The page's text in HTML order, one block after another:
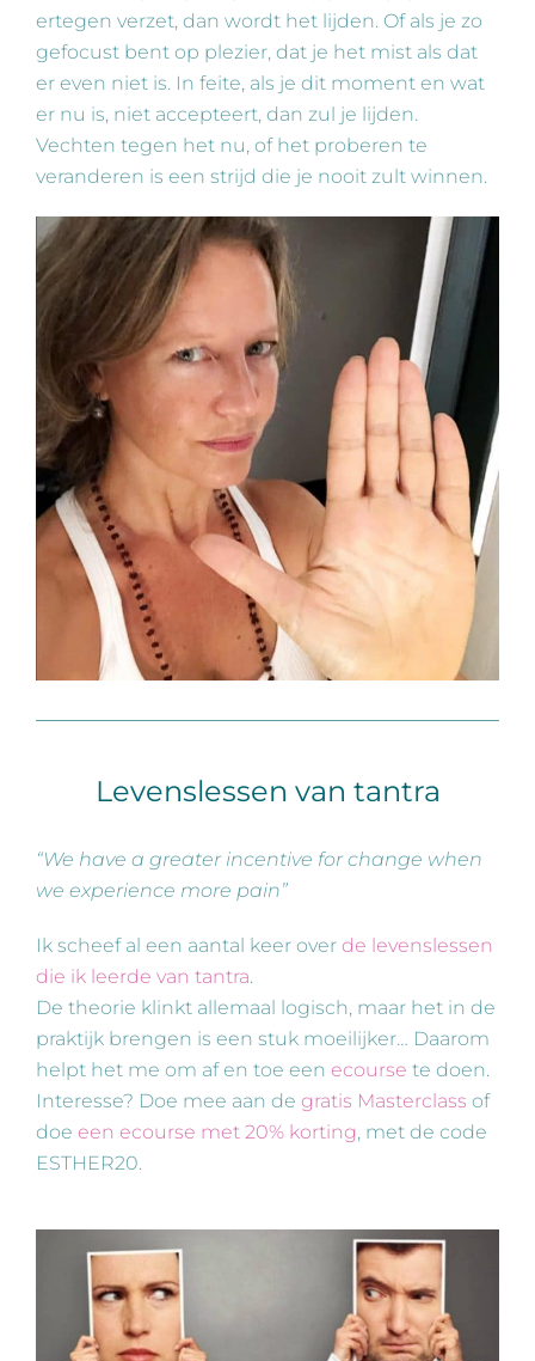
ertegen verzet, dan wordt het lijden. Of als je zo
gefocust bent op plezier, dat je het mist als dat
er even niet is. In feite, als je dit moment en wat
er nu is, niet accepteert, dan zul je lijden.
Vechten tegen het nu, of het proberen te
veranderen is een strijd die je nooit zult winnen.
Levenslessen van tantra
“We have a greater incentive for change when
we experience more pain”
Ik scheef al een aantal keer over de levenslessen
die ik leerde van tantra.
De theorie klinkt allemaal logisch, maar het in de
praktijk brengen is een stuk moeilijker… Daarom
helpt het me om af en toe een ecourse te doen.
Interesse? Doe mee aan de gratis Masterclass of
doe een ecourse met 20% korting, met de code
ESTHER20.